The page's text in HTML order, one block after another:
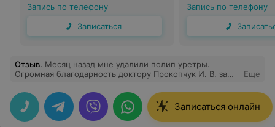
Запись по телефону
Записаться
Запись по телефону
Отзыв. Месяц назад мне удалили полип уретры.
Огромная благодарность доктору Прокопчук И. В. за
медицинскому персоналу в операционном отделении.
Еще
Записаться онлайн